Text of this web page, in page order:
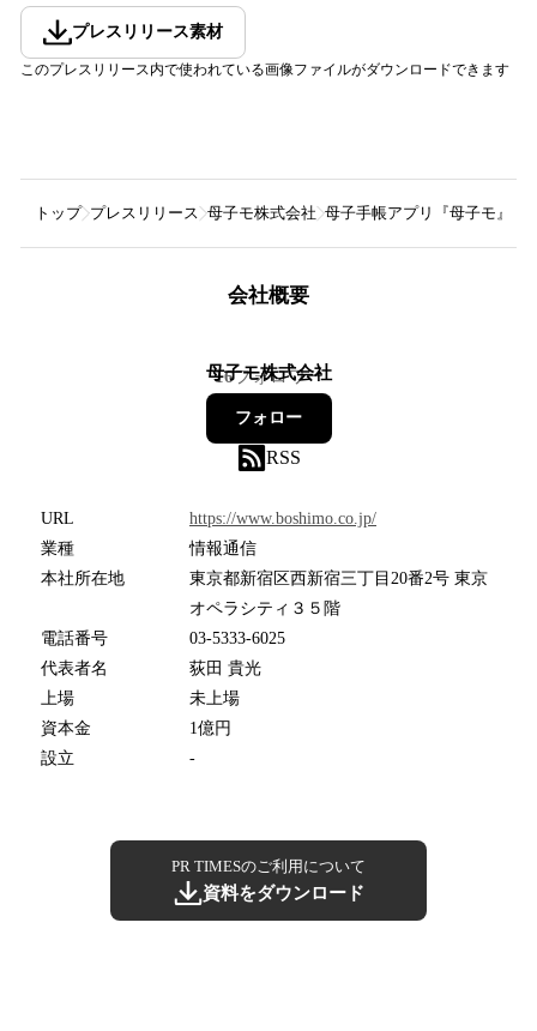
プレスリリース素材
このプレスリリース内で使われている画像ファイルがダウンロードできます
トップ プレスリリース 母子モ株式会社 母子手帳アプリ『母子モ』が
会社概要
母子モ株式会社
16フォロワー
フォロー
RSS
URL
https://www.boshimo.co.jp/
業種
情報通信
本社所在地
東京都新宿区西新宿三丁目20番2号 東京
オペラシティ３５階
電話番号
03-5333-6025
代表者名
荻田 貴光
上場
未上場
資本金
1億円
設立
-
PR TIMESのご利用について
資料をダウンロード